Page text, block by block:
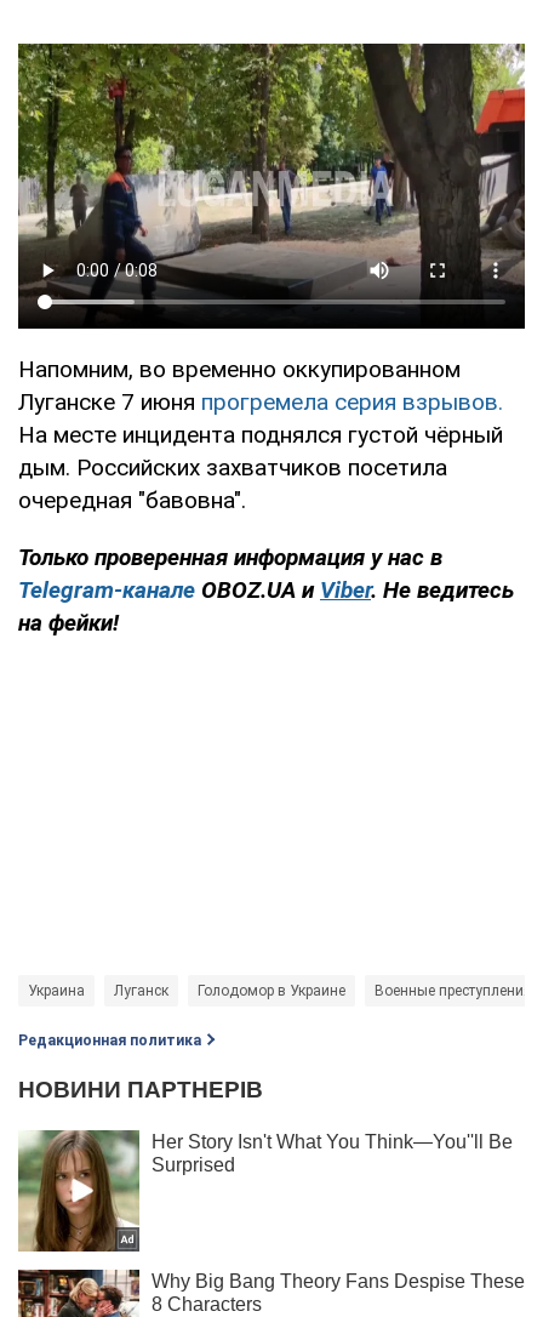
Напомним, во временно оккупированном
Луганске 7 июня прогремела серия взрывов.
На месте инцидента поднялся густой чёрный
дым. Российских захватчиков посетила
очередная "бавовна".
Только проверенная информация у нас в
Telegram-канале OBOZ.UA и Viber. Не ведитесь
на фейки!
Украина Луганск Голодомор в Украине Военные преступления
Редакционная политика